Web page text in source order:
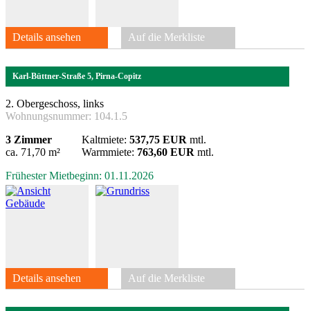
Details ansehen Auf die Merkliste
Karl-Büttner-Straße 5, Pirna-Copitz
2. Obergeschoss, links
Wohnungsnummer: 104.1.5
3 Zimmer
ca. 71,70 m²
Kaltmiete: 537,75 EUR mtl.
Warmmiete: 763,60 EUR mtl.
Frühester Mietbeginn: 01.11.2026
Details ansehen Auf die Merkliste